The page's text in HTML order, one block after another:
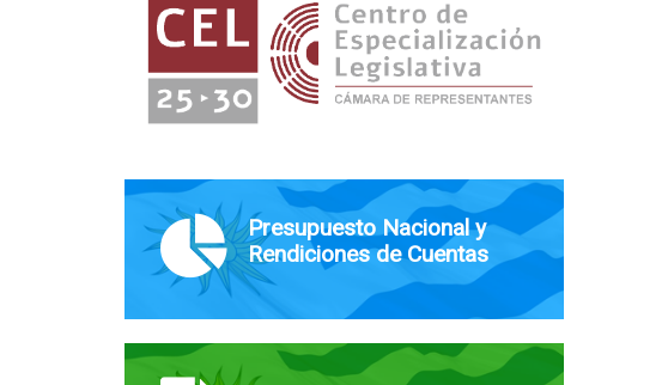
Presupuesto Nacional y
Rendiciones de Cuentas